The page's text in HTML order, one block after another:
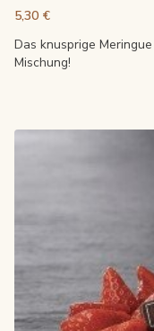
5,30 €
Das knusprige
Mischung!